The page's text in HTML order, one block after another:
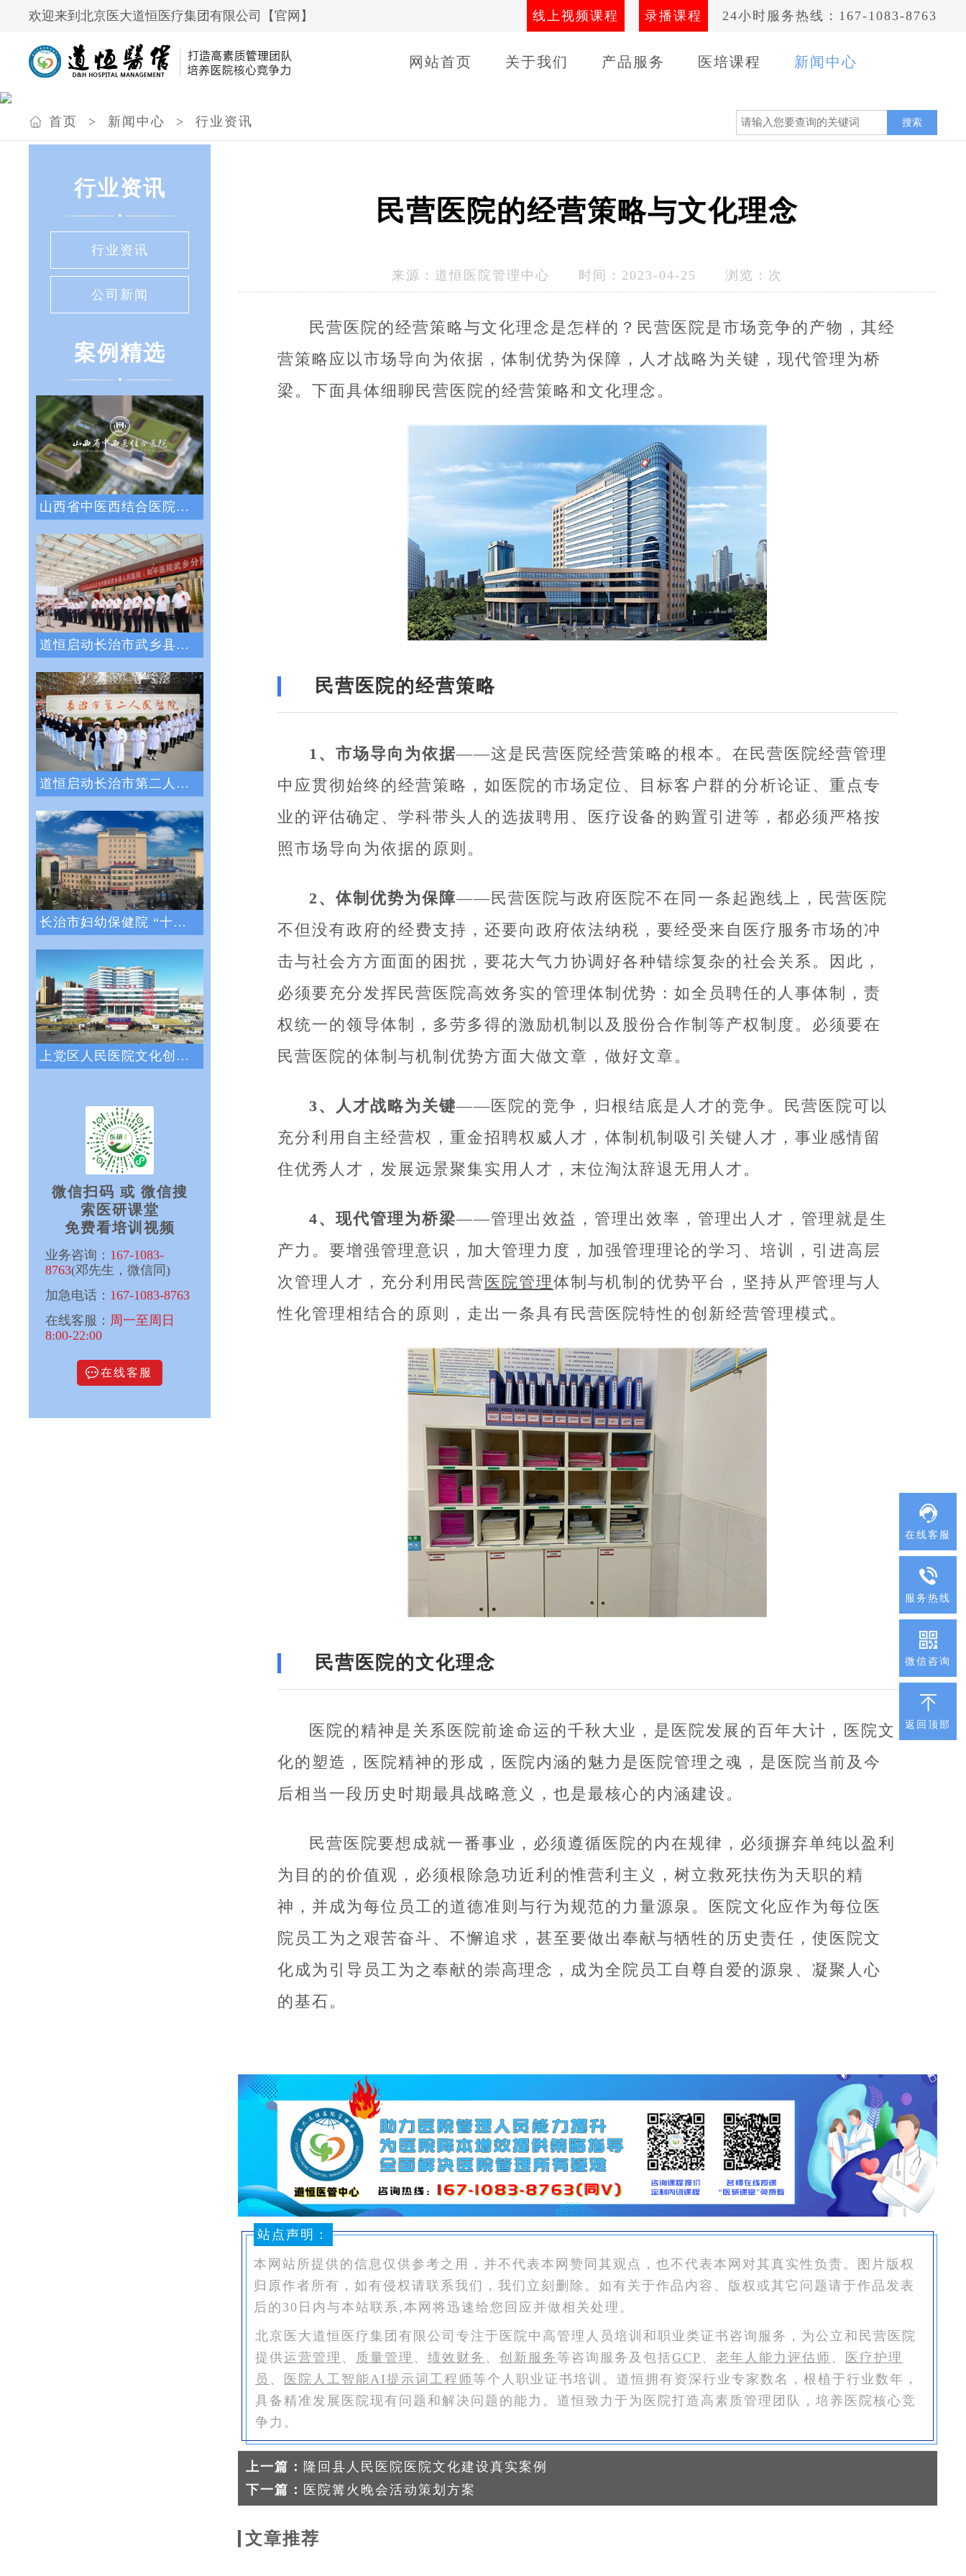
线上视频课程 录播课程 24小时服务热线：167-1083-8763
欢迎来到北京医大道恒医疗集团有限公司【官网】
网站首页 关于我们 产品服务 医培课程 新闻中心
在线客服
服务热线
微信咨询
返回顶部
首页 > 新闻中心 > 行业资讯 搜索
行业资讯
行业资讯
公司新闻
案例精选
山西省中医西结合医院战略绩效管理咨询项目
道恒启动长治市武乡县人民医院绩效管理体系
道恒启动长治市第二人民医院绩效管理咨询服
长治市妇幼保健院 “十四五”医院战略与绩
上党区人民医院文化创新咨询项目正式启动
微信扫码 或 微信搜
索医研课堂
免费看培训视频
业务咨询： 167-1083-
8763(邓先生，微信同)
加急电话： 167-1083-8763
在线客服： 周一至周日
8:00-22:00
在线客服
民营医院的经营策略与文化理念
来源： 道恒医院管理中心 时间：2023-04-25 浏览： 次
民营医院的经营策略与文化理念是怎样的？民营医院是市场竞争的产物，其经
营策略应以市场导向为依据，体制优势为保障，人才战略为关键，现代管理为桥
梁。下面具体细聊民营医院的经营策略和文化理念。
民营医院的经营策略
1、市场导向为依据——这是民营医院经营策略的根本。在民营医院经营管理
中应贯彻始终的经营策略，如医院的市场定位、目标客户群的分析论证、重点专
业的评估确定、学科带头人的选拔聘用、医疗设备的购置引进等，都必须严格按
照市场导向为依据的原则。
2、体制优势为保障——民营医院与政府医院不在同一条起跑线上，民营医院
不但没有政府的经费支持，还要向政府依法纳税，要经受来自医疗服务市场的冲
击与社会方方面面的困扰，要花大气力协调好各种错综复杂的社会关系。因此，
必须要充分发挥民营医院高效务实的管理体制优势：如全员聘任的人事体制，责
权统一的领导体制，多劳多得的激励机制以及股份合作制等产权制度。必须要在
民营医院的体制与机制优势方面大做文章，做好文章。
3、人才战略为关键——医院的竞争，归根结底是人才的竞争。民营医院可以
充分利用自主经营权，重金招聘权威人才，体制机制吸引关键人才，事业感情留
住优秀人才，发展远景聚集实用人才，末位淘汰辞退无用人才。
4、现代管理为桥梁——管理出效益，管理出效率，管理出人才，管理就是生
产力。要增强管理意识，加大管理力度，加强管理理论的学习、培训，引进高层
次管理人才，充分利用民营 医院管理体制与机制的优势平台，坚持从严管理与人
性化管理相结合的原则，走出一条具有民营医院特性的创新经营管理模式。
民营医院的文化理念
医院的精神是关系医院前途命运的千秋大业，是医院发展的百年大计，医院文
化的塑造，医院精神的形成，医院内涵的魅力是医院管理之魂，是医院当前及今
后相当一段历史时期最具战略意义，也是最核心的内涵建设。
民营医院要想成就一番事业，必须遵循医院的内在规律，必须摒弃单纯以盈利
为目的的价值观，必须根除急功近利的惟营利主义，树立救死扶伤为天职的精
神，并成为每位员工的道德准则与行为规范的力量源泉。医院文化应作为每位医
院员工为之艰苦奋斗、不懈追求，甚至要做出奉献与牺牲的历史责任，使医院文
化成为引导员工为之奉献的崇高理念，成为全院员工自尊自爱的源泉、凝聚人心
的基石。
站点声明：
本网站所提供的信息仅供参考之用，并不代表本网赞同其观点，也不代表本网对其真实性负责。图片版权
归原作者所有，如有侵权请联系我们，我们立刻删除。如有关于作品内容、版权或其它问题请于作品发表
后的30日内与本站联系,本网将迅速给您回应并做相关处理。
北京医大道恒医疗集团有限公司专注于医院中高管理人员培训和职业类证书咨询服务，为公立和民营医院
提供运营管理 、 质量管理 、 绩效财务 、 创新服务 等咨询服务及包括GCP 、 老年人能力评估师 、
医疗护理
员 、 医院人工智能AI提示词工程师 等个人职业证书培训。道恒拥有资深行业专家数名，根植于行业数年，
具备精准发展医院现有问题和解决问题的能力。道恒致力于为医院打造高素质管理团队，培养医院核心竞
争力。
上一篇： 隆回县人民医院医院文化建设真实案例
下一篇： 医院篝火晚会活动策划方案
文章推荐